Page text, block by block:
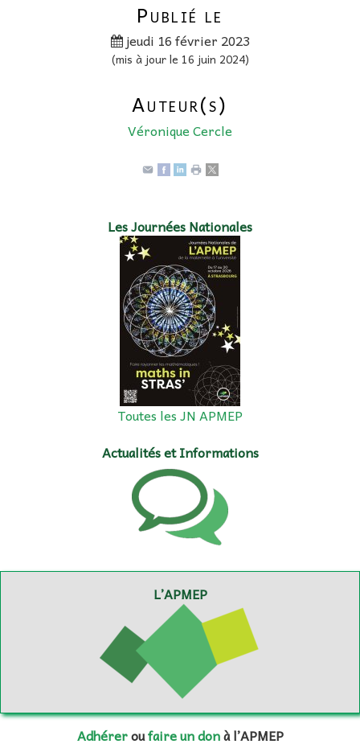
Publié le
jeudi 16 février 2023
(mis à jour le 16 juin 2024)
Auteur(s)
Véronique Cercle
Les Journées Nationales
Toutes les JN APMEP
Actualités et Informations
L’APMEP
Adhéreroufaire un donà l’APMEP